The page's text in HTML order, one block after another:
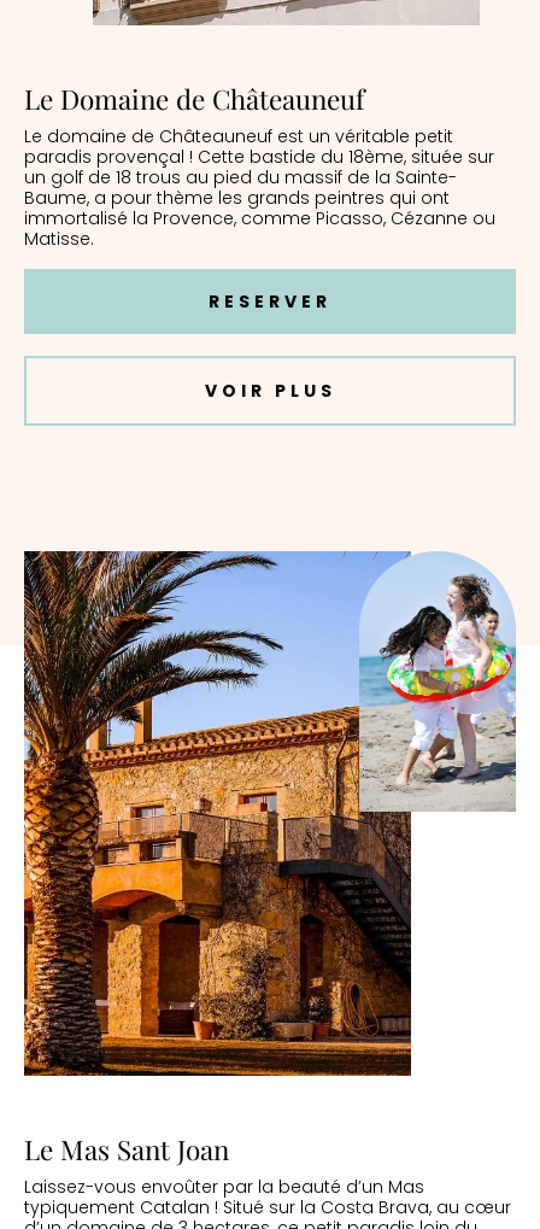
Le Domaine de Châteauneuf
Le domaine de Châteauneuf est un véritable petit
paradis provençal ! Cette bastide du 18ème, située sur
un golf de 18 trous au pied du massif de la Sainte-
Baume, a pour thème les grands peintres qui ont
immortalisé la Provence, comme Picasso, Cézanne ou
Matisse.
RESERVER
VOIR PLUS
Le Mas Sant Joan
Laissez-vous envoûter par la beauté d’un Mas
typiquement Catalan ! Situé sur la Costa Brava, au cœur